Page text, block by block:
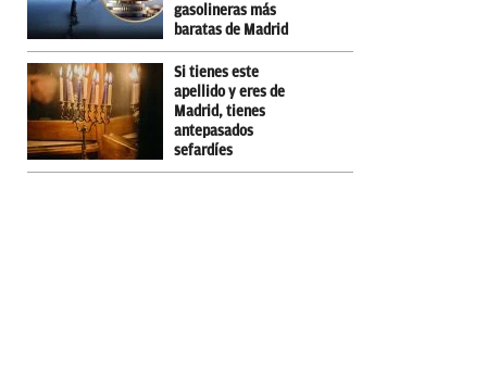
gasolineras más
baratas de Madrid
Si tienes este
apellido y eres de
Madrid, tienes
antepasados
sefardíes